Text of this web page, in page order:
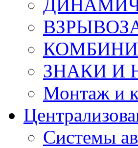
ЗНАКИ И
Монтаж и
Системы